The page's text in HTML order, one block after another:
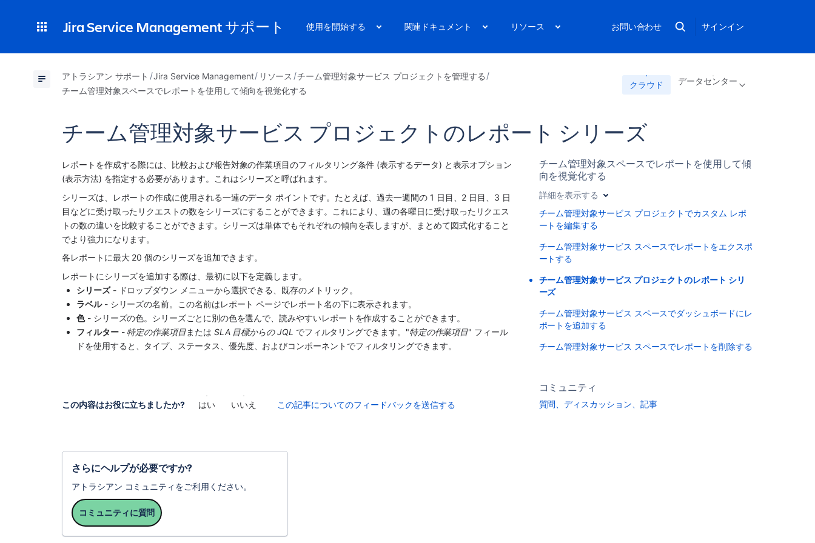
Jira Service Management サポート 使用を開始する 関連ドキュメント リソース お問い合わせ サインイン
アトラシアン サポート Jira Service Management リソース
チーム管理対象サービス プロジェクトを管理する
チーム管理対象スペースでレポートを使用して傾向を視覚化する
クラウド データセンター
チーム管理対象サービス プロジェクトのレポート シリーズ
レポートを作成する際には、比較および報告対象の作業項目のフィルタリング条件 (表示するデータ) と表示オプション
(表示方法) を指定する必要があります。これはシリーズと呼ばれます。
シリーズは、レポートの作成に使用される一連のデータ ポイントです。たとえば、過去一週間の 1 日目、2 日目、3 日
目などに受け取ったリクエストの数をシリーズにすることができます。これにより、週の各曜日に受け取ったリクエス
トの数の違いを比較することができます。シリーズは単体でもそれぞれの傾向を表しますが、まとめて図式化すること
でより強力になります。
各レポートに最大 20 個のシリーズを追加できます。
レポートにシリーズを追加する際は、最初に以下を定義します。
シリーズ - ドロップダウン メニューから選択できる、既存のメトリック。
ラベル - シリーズの名前。この名前はレポート ページでレポート名の下に表示されます。
色 - シリーズの色。シリーズごとに別の色を選んで、読みやすいレポートを作成することができます。
フィルター - 特定の作業項目または SLA 目標からの JQL でフィルタリングできます。"特定の作業項目" フィール
ドを使用すると、タイプ、ステータス、優先度、およびコンポーネントでフィルタリングできます。
この内容はお役に立ちましたか? はい いいえ この記事についてのフィードバックを送信する
さらにヘルプが必要ですか?
アトラシアン コミュニティをご利用ください。
コミュニティに質問
チーム管理対象スペースでレポートを使用して傾
向を視覚化する
詳細を表示する
チーム管理対象サービス プロジェクトでカスタム レポ
ートを編集する
チーム管理対象サービス スペースでレポートをエクスポ
ートする
チーム管理対象サービス プロジェクトのレポート シリ
ーズ
チーム管理対象サービス スペースでダッシュボードにレ
ポートを追加する
チーム管理対象サービス スペースでレポートを削除する
コミュニティ
質問、ディスカッション、記事